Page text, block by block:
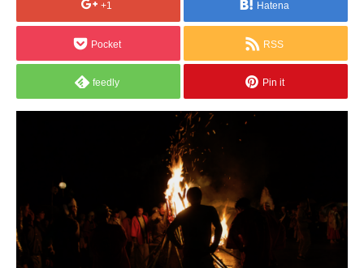
+1 Hatena
Pocket RSS
feedly Pin it